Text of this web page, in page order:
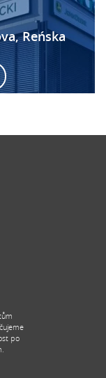
Reńska
po